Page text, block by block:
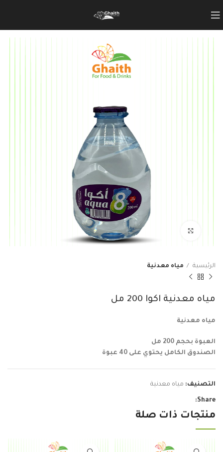
Click to enlarge
الرئيسية مياه معدنية
مياه معدنية اكوا 200 مل
مياه معدنية
العبوة بحجم 200 مل
الصندوق الكامل يحتوي على 40 عبوة
التصنيف: مياه معدنية
Share:
منتجات ذات صلة